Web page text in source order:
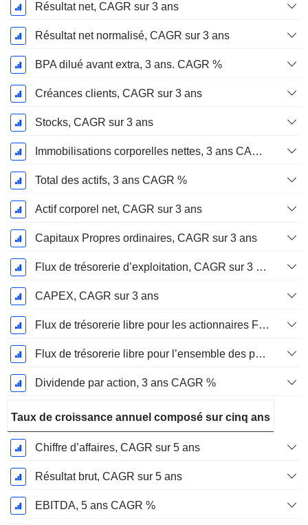
Résultat net, CAGR sur 3 ans
Résultat net normalisé, CAGR sur 3 ans
BPA dilué avant extra, 3 ans. CAGR %
Créances clients, CAGR sur 3 ans
Stocks, CAGR sur 3 ans
Immobilisations corporelles nettes, 3 ans CAGR %
Total des actifs, 3 ans CAGR %
Actif corporel net, CAGR sur 3 ans
Capitaux Propres ordinaires, CAGR sur 3 ans
Flux de trésorerie d’exploitation, CAGR sur 3 ans
CAPEX, CAGR sur 3 ans
Flux de trésorerie libre pour les actionnaires FCFE, CAGR sur 3 ans
Flux de trésorerie libre pour l’ensemble des pourvoyeurs de fonds (créanciers et actionnaires) FCFF, CAGR sur 3 ans
Dividende par action, 3 ans CAGR %
Taux de croissance annuel composé sur cinq ans
Chiffre d’affaires, CAGR sur 5 ans
Résultat brut, CAGR sur 5 ans
EBITDA, 5 ans CAGR %